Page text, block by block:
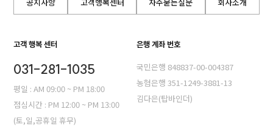
고객 행복 센터
031-281-1035
평일 : AM 09:00 ~ PM 18:00
점심시간 : PM 12:00 ~ PM 13:00
(토,일,공휴일 휴무)
은행 계좌 번호
국민은행 848837-00-004387
농혐은행 351-1249-3881-13
김다은(탑바인더)